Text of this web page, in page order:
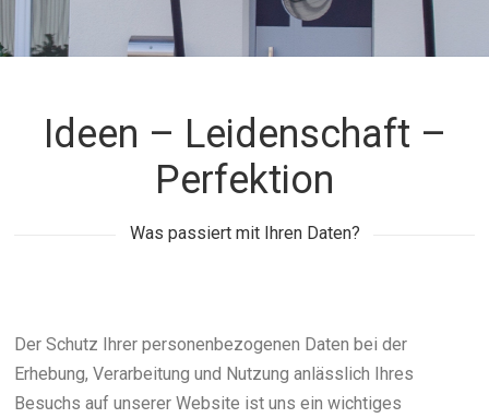
KONTAKT
Ideen – Leidenschaft –
Perfektion
Was passiert mit Ihren Daten?
Der Schutz Ihrer personenbezogenen Daten bei der
Erhebung, Verarbeitung und Nutzung anlässlich Ihres
Besuchs auf unserer Website ist uns ein wichtiges